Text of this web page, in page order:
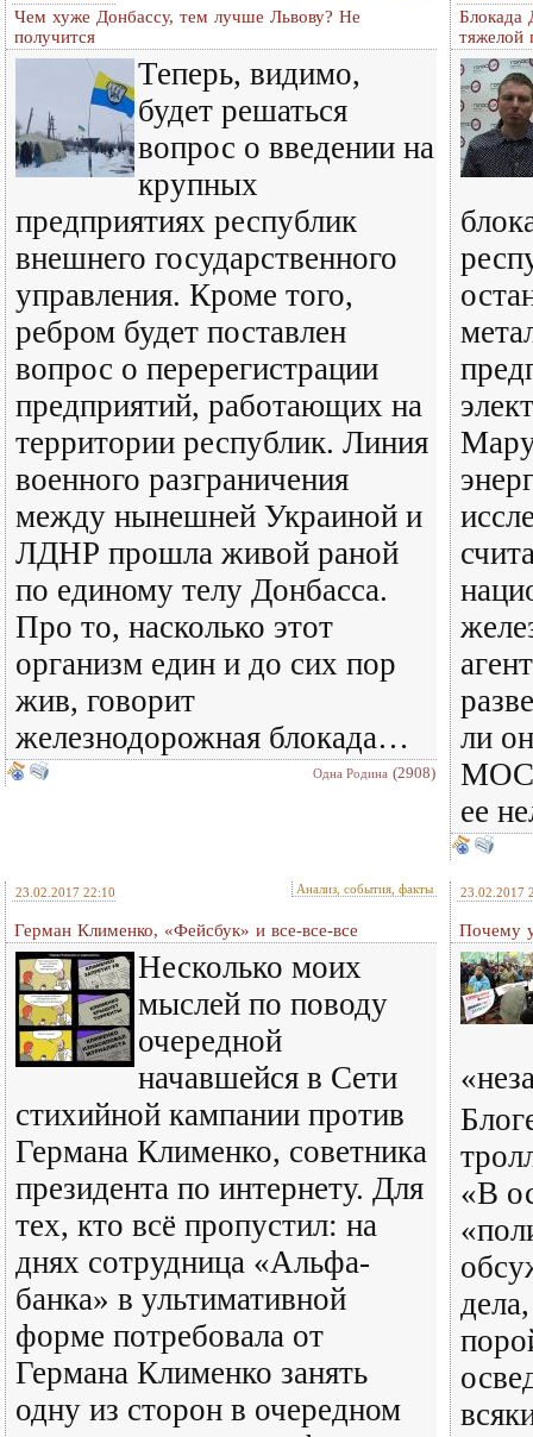
Чем хуже Донбассу, тем лучше Львову? Не
получится
Теперь, видимо,
будет решаться
вопрос о введении на
крупных
предприятиях республик
внешнего государственного
управления. Кроме того,
ребром будет поставлен
вопрос о перерегистрации
предприятий, работающих на
территории республик. Линия
военного разграничения
между нынешней Украиной и
ЛДНР прошла живой раной
по единому телу Донбасса.
Про то, насколько этот
организм един и до сих пор
жив, говорит
железнодорожная блокада…
Одна Родина (2908)
Блокада
тяжелой
ли
ее
23.02.2017 22:10 Анализ, события, факты
Герман Клименко, «Фейсбук» и все-все-все
Несколько моих
мыслей по поводу
очередной
начавшейся в Сети
стихийной кампании против
Германа Клименко, советника
президента по интернету. Для
тех, кто всё пропустил: на
днях сотрудница «Альфа-
банка» в ультимативной
форме потребовала от
Германа Клименко занять
одну из сторон в очередном
23.02.2017
Почему
«В